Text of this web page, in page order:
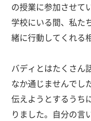
の授業に参加させて
学校にいる間、私
緒に行動してくれる
バディとはたくさん
なか通じませんでし
伝えようとするうち
りました。自分の言